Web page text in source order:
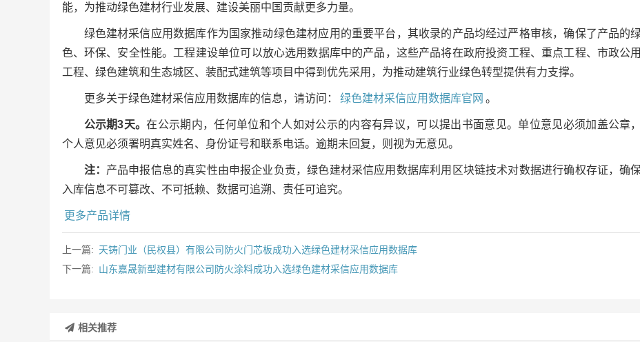
能，为推动绿色建材行业发展、建设美丽中国贡献更多力量。
绿色建材采信应用数据库作为国家推动绿色建材应用的重要平台，其收录的产品均经过严格审核，确保了产品的
色、环保、安全性能。工程建设单位可以放心选用数据库中的产品，这些产品将在政府投资工程、重点工程、市政公用
工程、绿色建筑和生态城区、装配式建筑等项目中得到优先采用，为推动建筑行业绿色转型提供有力支撑。
更多关于绿色建材采信应用数据库的信息，请访问： 绿色建材采信应用数据库官网 。
公示期3天。在公示期内，任何单位和个人如对公示的内容有异议，可以提出书面意见。单位意见必须加盖公章，
个人意见必须署明真实姓名、身份证号和联系电话。逾期未回复，则视为无意见。
注： 产品申报信息的真实性由申报企业负责，绿色建材采信应用数据库利用区块链技术对数据进行确权存证，确
入库信息不可篡改、不可抵赖、数据可追溯、责任可追究。
更多产品详情
上一篇: 天铸门业（民权县）有限公司防火门芯板成功入选绿色建材采信应用数据库
下一篇: 山东嘉晟新型建材有限公司防火涂料成功入选绿色建材采信应用数据库
相关推荐